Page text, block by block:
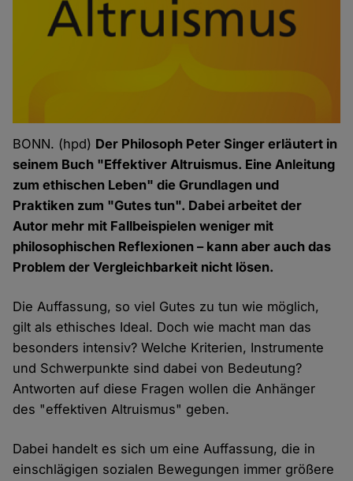
BONN. (hpd) Der Philosoph Peter Singer erläutert in
seinem Buch "Effektiver Altruismus. Eine Anleitung
zum ethischen Leben" die Grundlagen und
Praktiken zum "Gutes tun". Dabei arbeitet der
Autor mehr mit Fallbeispielen weniger mit
philosophischen Reflexionen – kann aber auch das
Problem der Vergleichbarkeit nicht lösen.
Die Auffassung, so viel Gutes zu tun wie möglich,
gilt als ethisches Ideal. Doch wie macht man das
besonders intensiv? Welche Kriterien, Instrumente
und Schwerpunkte sind dabei von Bedeutung?
Antworten auf diese Fragen wollen die Anhänger
des "effektiven Altruismus" geben.
Dabei handelt es sich um eine Auffassung, die in
einschlägigen sozialen Bewegungen immer größere